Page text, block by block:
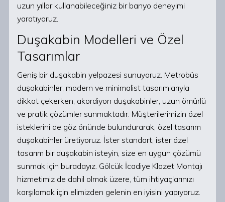
uzun yıllar kullanabileceğiniz bir banyo deneyimi
yaratıyoruz.
Duşakabin Modelleri ve Özel
Tasarımlar
Geniş bir duşakabin yelpazesi sunuyoruz. Metrobüs
duşakabinler, modern ve minimalist tasarımlarıyla
dikkat çekerken; akordiyon duşakabinler, uzun ömürlü
ve pratik çözümler sunmaktadır. Müşterilerimizin özel
isteklerini de göz önünde bulundurarak, özel tasarım
duşakabinler üretiyoruz. İster standart, ister özel
tasarım bir duşakabin isteyin, size en uygun çözümü
sunmak için buradayız. Gölcük İcadiye Klozet Montajı
hizmetimiz de dahil olmak üzere, tüm ihtiyaçlarınızı
karşılamak için elimizden gelenin en iyisini yapıyoruz.